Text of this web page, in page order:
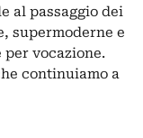
al passaggio dei
supermoderne e
vocazione.
continuiamo a